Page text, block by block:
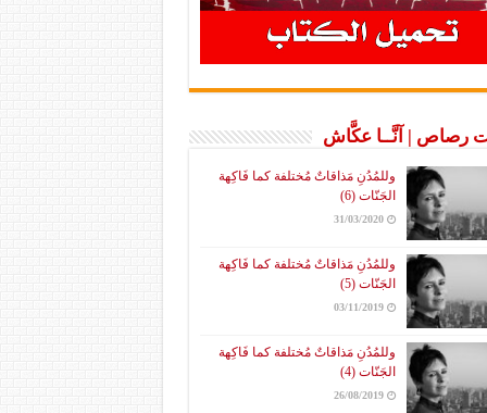
رصاص | آنَّــا عكَّاش
وللمُدُنِ مَذاقاتٌ مُختلفة كما فَاكِهة
الجَنّات (6)
31/03/2020
وللمُدُنِ مَذاقاتٌ مُختلفة كما فَاكِهة
الجَنّات (5)
03/11/2019
وللمُدُنِ مَذاقاتٌ مُختلفة كما فَاكِهة
الجَنّات (4)
26/08/2019